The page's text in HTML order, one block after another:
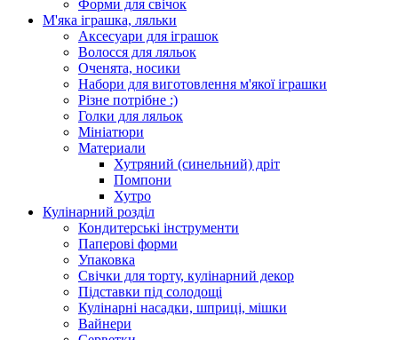
Форми для свічок
М'яка іграшка, ляльки
Аксесуари для іграшок
Волосся для ляльок
Оченята, носики
Набори для виготовлення м'якої іграшки
Різне потрібне :)
Голки для ляльок
Мініатюри
Материали
Хутряний (синельний) дріт
Помпони
Хутро
Кулінарний розділ
Кондитерські інструменти
Паперові форми
Упаковка
Свічки для торту, кулінарний декор
Підставки під солодощі
Кулінарні насадки, шприці, мішки
Вайнери